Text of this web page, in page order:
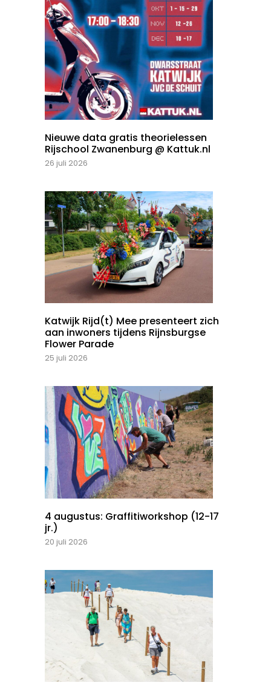
Nieuwe data gratis theorielessen
Rijschool Zwanenburg @ Kattuk.nl
26 juli 2026
Katwijk Rijd(t) Mee presenteert zich
aan inwoners tijdens Rijnsburgse
Flower Parade
25 juli 2026
4 augustus: Graffitiworkshop (12-17
jr.)
20 juli 2026